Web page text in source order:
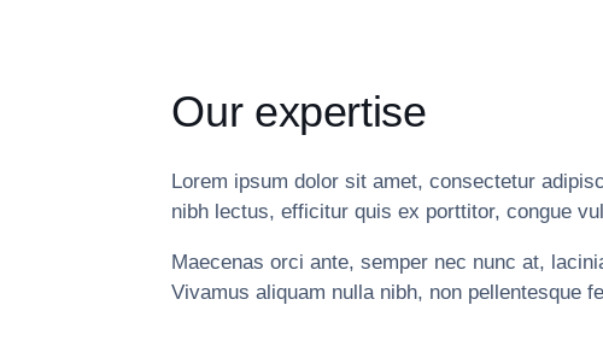
Our expertise
Lorem ipsum dolor sit amet, consectetur
nibh lectus, efficitur quis ex porttitor, congue
Maecenas orci ante, semper nec nunc at,
Vivamus aliquam nulla nibh, non pellentesque